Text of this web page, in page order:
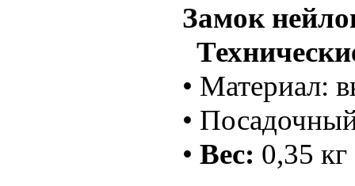
Замок
• Материал:
•
• Вес: 0,35 кг